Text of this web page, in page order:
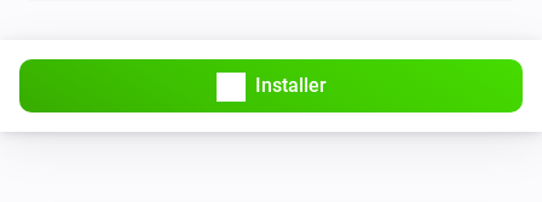
Installer